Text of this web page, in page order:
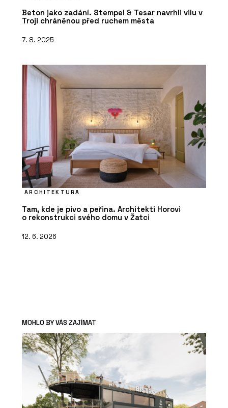
Beton jako zadání. Stempel & Tesar navrhli vilu v
Troji chráněnou před ruchem města
7. 8. 2025
ARCHITEKTURA
Tam, kde je pivo a peřina. Architekti Horovi
o rekonstrukci svého domu v Žatci
12. 6. 2026
MOHLO BY VÁS ZAJÍMAT